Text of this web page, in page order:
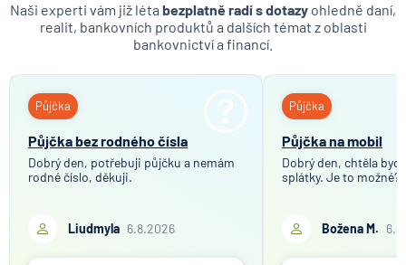
Naši experti vám již léta bezplatně radí s dotazy ohledně daní,
realit, bankovních produktů a dalších témat z oblasti
bankovnictví a financí.
Půjčka
Půjčka bez rodného čísla
Dobrý den, potřebuji půjčku a nemám
rodné číslo, děkuji.
Liudmyla 6.8.2026
Půjčka
Půjčka na mobil
Dobrý den, chtěla
splátky. Je to možné?
Božena M.